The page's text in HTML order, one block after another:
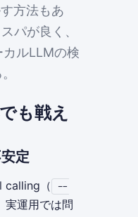
方法もあ
パが良く、
カルLLMの検
も戦え
定
calling（
--
実運用では問